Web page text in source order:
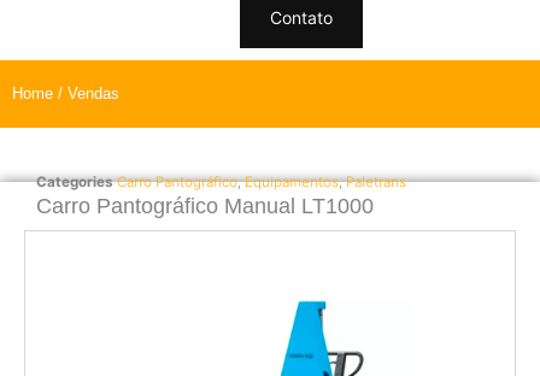
Contato
Home / Vendas
Carro Pantográfico Manual LT1000
Categories Carro Pantográfico,Equipamentos,Paletrans